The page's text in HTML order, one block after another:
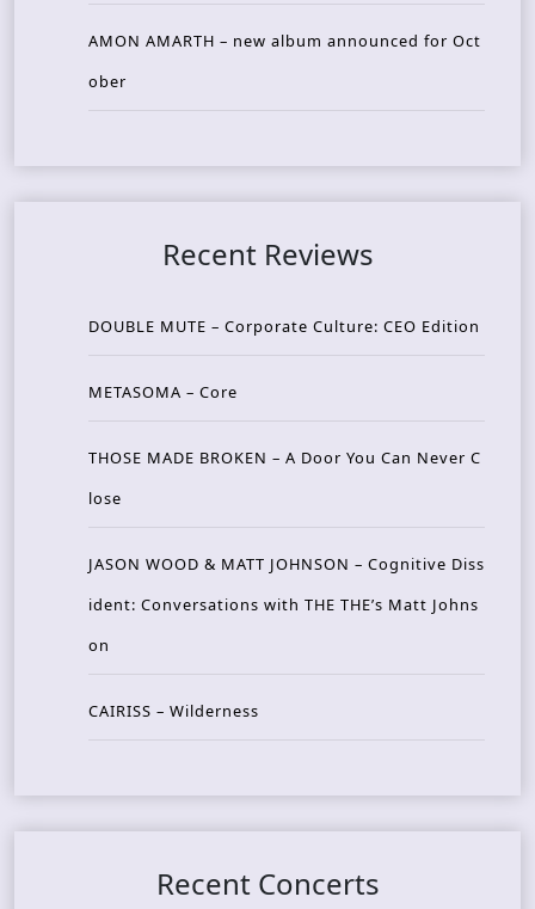
AMON AMARTH – new album announced for Oct
ober
Recent Reviews
DOUBLE MUTE – Corporate Culture: CEO Edition
METASOMA – Core
THOSE MADE BROKEN – A Door You Can Never C
lose
JASON WOOD & MATT JOHNSON – Cognitive Diss
ident: Conversations with THE THE’s Matt Johns
on
CAIRISS – Wilderness
Recent Concerts